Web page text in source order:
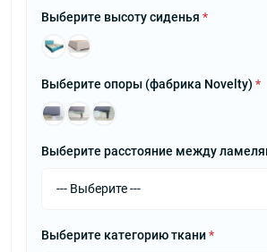
Выберите высоту сиденья *
Выберите опоры (фабрика Novelty) *
Выберите расстояние между
Выберите категорию ткани*